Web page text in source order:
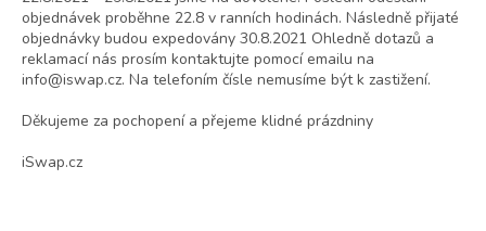
objednávek proběhne 22.8 v ranních hodinách. Následně přijaté
objednávky budou expedovány 30.8.2021 Ohledně dotazů a
reklamací nás prosím kontaktujte pomocí emailu na
info@iswap.cz. Na telefoním čísle nemusíme být k zastižení.
Děkujeme za pochopení a přejeme klidné prázdniny
iSwap.cz